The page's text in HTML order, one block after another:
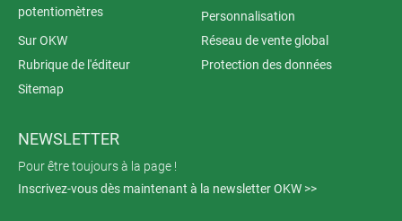
potentiomètres
Personnalisation
Sur OKW
Réseau de vente global
Rubrique de l'éditeur
Protection des données
Sitemap
NEWSLETTER
Pour être toujours à la page !
Inscrivez-vous dès maintenant à la newsletter OKW >>